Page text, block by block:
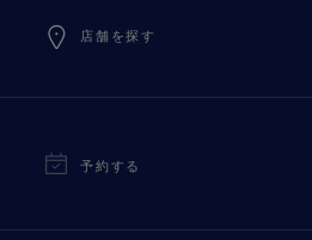
店舗を探す
予約する